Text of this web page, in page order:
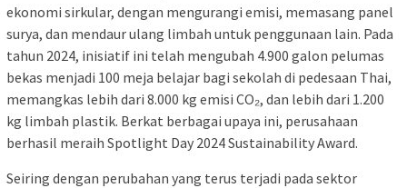
ekonomi sirkular, dengan mengurangi emisi, memasang panel
surya, dan mendaur ulang limbah untuk penggunaan lain. Pada
tahun 2024, inisiatif ini telah mengubah 4.900 galon pelumas
bekas menjadi 100 meja belajar bagi sekolah di pedesaan Thai,
memangkas lebih dari 8.000 kg emisi CO₂, dan lebih dari 1.200
kg limbah plastik. Berkat berbagai upaya ini, perusahaan
berhasil meraih Spotlight Day 2024 Sustainability Award.
Seiring dengan perubahan yang terus terjadi pada sektor